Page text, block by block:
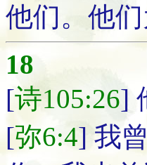
他们。他
18
[诗105:26]
[弥6:4] 我